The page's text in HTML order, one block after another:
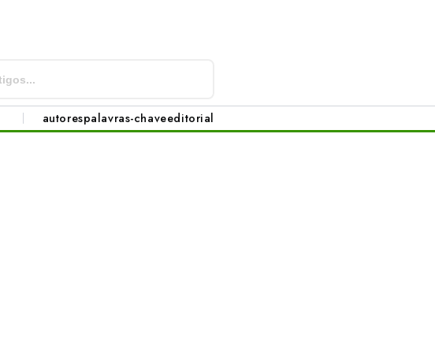
autorespalavras-chaveeditorial